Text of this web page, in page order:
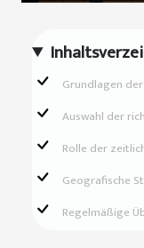
Grundlagen
Auswahl der
Rolle der
Geografische
Regelmäßige